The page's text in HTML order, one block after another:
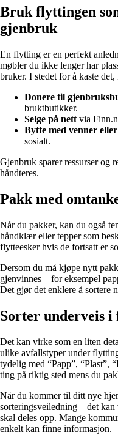
Bruk flyttingen
gjenbruk
En flytting er en perfekt
møbler du ikke lenger har
bruker. I stedet for å kaste det,
Donere til
bruktbutikker.
Selge på nett via
Bytte med venner
sosialt.
Gjenbruk sparer ressurser og
håndteres.
Pakk med
Når du pakker, kan du også
håndklær eller tepper som
flytteesker hvis de fortsatt er
Dersom du må kjøpe nytt
gjenvinnes – for eksempel
Det gjør det enklere å sortere
Sorter underveis
Det kan virke som en liten
ulike avfallstyper under
tydelig med “Papp”, “Plast”,
ting på riktig sted mens du
Når du kommer til ditt nye
sorteringsveiledning – det
skal deles opp. Mange
enkelt kan finne informasjon.